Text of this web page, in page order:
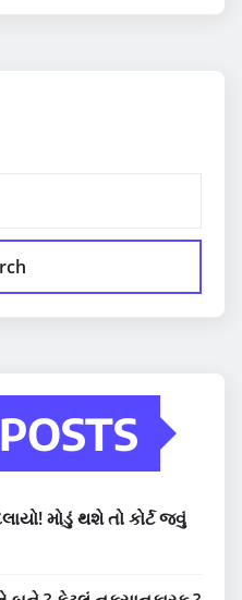
મોડું થશે તો કોર્ટ જવું